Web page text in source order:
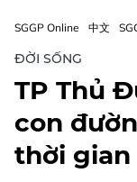
SGGP Online 中文
ĐỜI SỐNG
TP Thủ
con
thời gian